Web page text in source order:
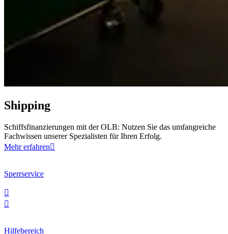
Shipping
Schiffsfinanzierungen mit der OLB: Nutzen Sie das umfangreiche
Fachwissen unserer Spezialisten für Ihren Erfolg.
Mehr erfahren
Sperrservice


Hilfebereich